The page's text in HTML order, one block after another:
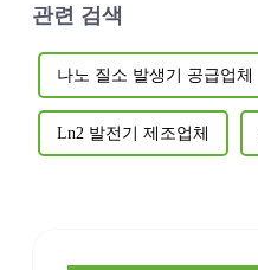
관련 검색
나노 질소 발생기 공급업체
Ln2 발전기 제조업체